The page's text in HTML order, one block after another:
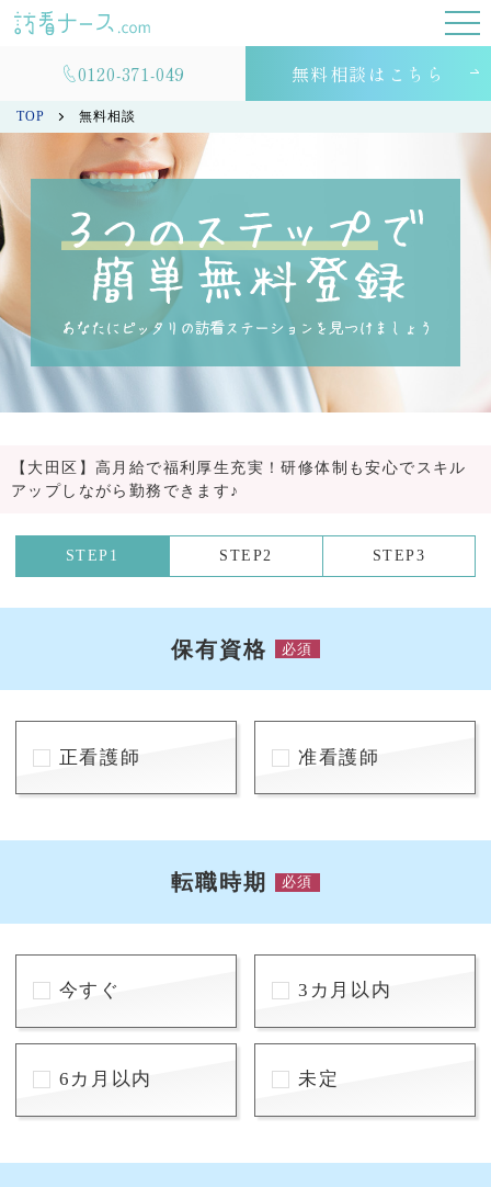
0120-371-049 無料相談はこちら
TOP 無料相談
【大田区】高月給で福利厚生充実！研修体制も安心でスキル
アップしながら勤務できます♪
STEP1 STEP2 STEP3
保有資格 必須
正看護師 准看護師
転職時期 必須
今すぐ 3カ月以内
6カ月以内 未定